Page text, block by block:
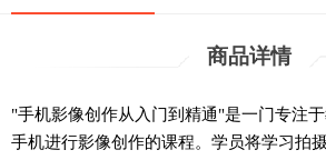
商品详情
"手机影像创作从入门到精通"是一门专注
手机进行影像创作的课程。学员将学习拍